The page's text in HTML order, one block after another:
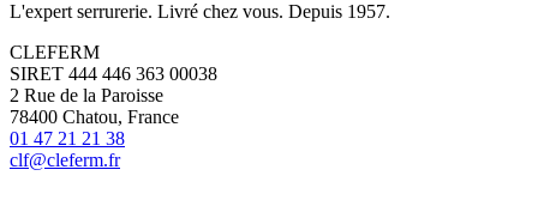
L'expert serrurerie. Livré chez vous. Depuis 1957.
CLEFERM
SIRET 444 446 363 00038
2 Rue de la Paroisse
78400 Chatou, France
01 47 21 21 38
clf@cleferm.fr